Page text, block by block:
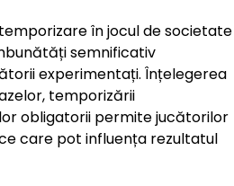
în jocul de societate
semnificativ
experimentați. Înțelegerea
temporizării
obligatorii permite jucătorilor
care pot influența rezultatul